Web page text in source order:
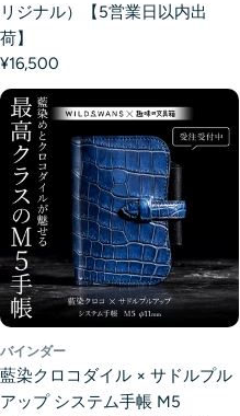
リジナル）【5営業日以内出
荷】
¥16,500
バインダー
藍染クロコダイル × サドルプル
アップ システム手帳 M5